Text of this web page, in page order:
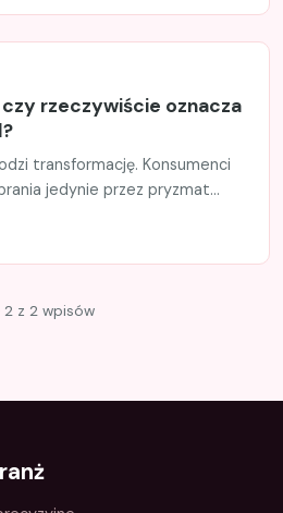
rzeczywiście oznacza
transformację. Konsumenci
jedynie przez pryzmat...
2 z 2 wpisów